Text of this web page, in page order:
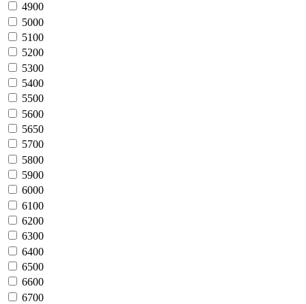
4900
5000
5100
5200
5300
5400
5500
5600
5650
5700
5800
5900
6000
6100
6200
6300
6400
6500
6600
6700